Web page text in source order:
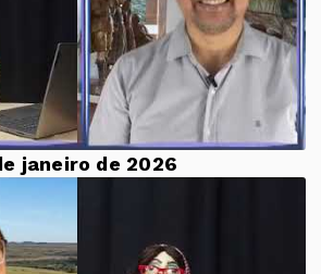
janeiro de 2026